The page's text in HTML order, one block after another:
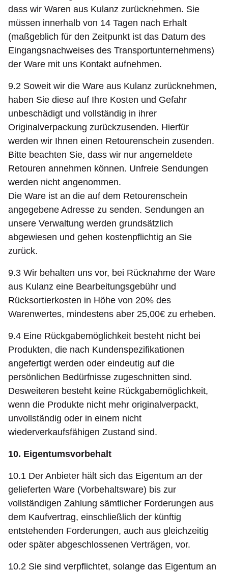
dass wir Waren aus Kulanz zurücknehmen. Sie
müssen innerhalb von 14 Tagen nach Erhalt
(maßgeblich für den Zeitpunkt ist das Datum des
Eingangsnachweises des Transportunternehmens)
der Ware mit uns Kontakt aufnehmen.
9.2 Soweit wir die Ware aus Kulanz zurücknehmen,
haben Sie diese auf Ihre Kosten und Gefahr
unbeschädigt und vollständig in ihrer
Originalverpackung zurückzusenden. Hierfür
werden wir Ihnen einen Retourenschein zusenden.
Bitte beachten Sie, dass wir nur angemeldete
Retouren annehmen können. Unfreie Sendungen
werden nicht angenommen.
Die Ware ist an die auf dem Retourenschein
angegebene Adresse zu senden. Sendungen an
unsere Verwaltung werden grundsätzlich
abgewiesen und gehen kostenpflichtig an Sie
zurück.
9.3 Wir behalten uns vor, bei Rücknahme der Ware
aus Kulanz eine Bearbeitungsgebühr und
Rücksortierkosten in Höhe von 20% des
Warenwertes, mindestens aber 25,00€ zu erheben.
9.4 Eine Rückgabemöglichkeit besteht nicht bei
Produkten, die nach Kundenspezifikationen
angefertigt werden oder eindeutig auf die
persönlichen Bedürfnisse zugeschnitten sind.
Desweiteren besteht keine Rückgabemöglichkeit,
wenn die Produkte nicht mehr originalverpackt,
unvollständig oder in einem nicht
wiederverkaufsfähigen Zustand sind.
10. Eigentumsvorbehalt
10.1 Der Anbieter hält sich das Eigentum an der
gelieferten Ware (Vorbehaltsware) bis zur
vollständigen Zahlung sämtlicher Forderungen aus
dem Kaufvertrag, einschließlich der künftig
entstehenden Forderungen, auch aus gleichzeitig
oder später abgeschlossenen Verträgen, vor.
10.2 Sie sind verpflichtet, solange das Eigentum an